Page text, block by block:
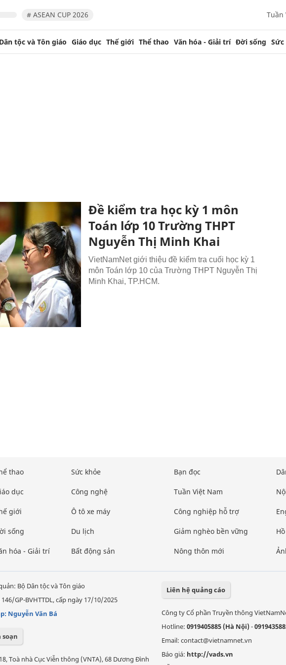
# ASEAN CUP 2026 Tuần
Dân tộc và Tôn giáo Giáo dục Thế giới Thể thao Văn hóa - Giải trí Đời sống
Đề kiểm tra học kỳ 1 môn
Toán lớp 10 Trường THPT
Nguyễn Thị Minh Khai
VietNamNet giới thiệu đề kiểm tra cuối học kỳ 1
môn Toán lớp 10 của Trường THPT Nguyễn Thị
Minh Khai, TP.HCM.
thao
dục
giới
sống
hóa - Giải trí
Sức khỏe
Công nghệ
Ô tô xe máy
Du lịch
Bất động sản
Bạn đọc
Tuần Việt Nam
Công nghiệp hỗ trợ
Giảm nghèo bền vững
Nông thôn mới
Bộ Dân tộc và Tôn giáo
GP-BVHTTDL, cấp ngày 17/10/2025
Nguyễn Văn Bá
soạn
Toà nhà Cục Viễn thông (VNTA), 68 Dương Đình
Liên hệ quảng cáo
Công ty Cổ phần Truyền thông
Hotline: 0919405885 (Hà Nội)-
Email: contact@vietnamnet.vn
Báo giá: http://vads.vn